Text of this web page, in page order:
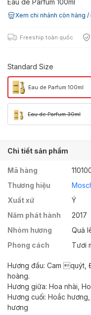
Eau de Parfum 100ml
Xem chi nhánh còn hàng /
Freeship toàn quốc
Standard Size
Eau de Parfum 100ml
Eau de Parfum 30ml
Chi tiết sản phẩm
Mã hàng
Thương hiệu
Xuất xứ
Ý
Năm phát hành
2017
Nhóm hương
Quả
Phong cách
Tươi
Hương đầu: Cam quýt,
hoàng.
Hương giữa: Hoa nhài,
Hương cuối: Hoắc
hương